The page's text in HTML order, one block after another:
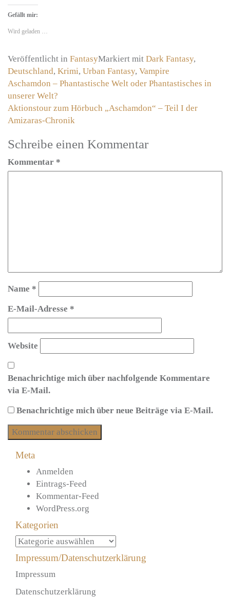
Gefällt mir:
Wird geladen …
Veröffentlicht in FantasyMarkiert mit Dark Fantasy,
Deutschland, Krimi, Urban Fantasy, Vampire
Beitragsnavigation
Aschamdon – Phantastische Welt oder Phantastisches in
unserer Welt?
Aktionstour zum Hörbuch „Aschamdon“ – Teil I der
Amizaras-Chronik
Schreibe einen Kommentar
Kommentar *
Name *
E-Mail-Adresse *
Website
Benachrichtige mich über nachfolgende Kommentare
via E-Mail.
Benachrichtige mich über neue Beiträge via E-Mail.
Meta
Anmelden
Eintrags-Feed
Kommentar-Feed
WordPress.org
Kategorien
Kategorien
Impressum/Datenschutzerklärung
Impressum
Datenschutzerklärung